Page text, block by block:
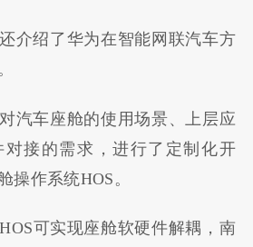
介绍了华为在智能网联汽车方
汽车座舱的使用场景、上层应
对接的需求，进行了定制化开
操作系统HOS。
可实现座舱软硬件解耦，南